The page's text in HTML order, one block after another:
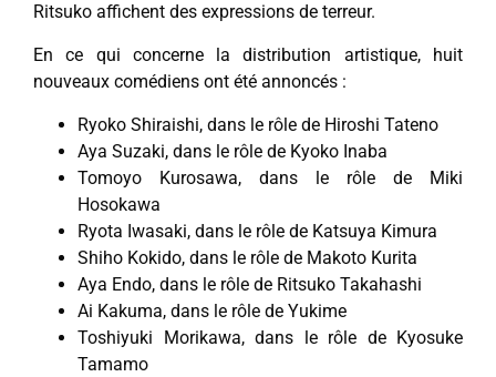
Ritsuko affichent des expressions de terreur.
En ce qui concerne la distribution artistique, huit
nouveaux comédiens ont été annoncés :
Ryoko Shiraishi, dans le rôle de Hiroshi Tateno
Aya Suzaki, dans le rôle de Kyoko Inaba
Tomoyo Kurosawa, dans le rôle de Miki
Hosokawa
Ryota Iwasaki, dans le rôle de Katsuya Kimura
Shiho Kokido, dans le rôle de Makoto Kurita
Aya Endo, dans le rôle de Ritsuko Takahashi
Ai Kakuma, dans le rôle de Yukime
Toshiyuki Morikawa, dans le rôle de Kyosuke
Tamamo